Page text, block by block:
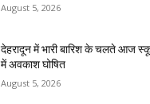
August 5, 2026
देहरादून में भारी बारिश के चलते आज
में अवकाश घोषित
August 5, 2026